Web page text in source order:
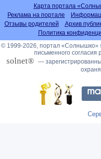
Карта портала
Реклама на портале
Отзывы родителей
Архив
Политика
© 1999-2026, портал «Солнышко»
письменного согласия
solnet® —